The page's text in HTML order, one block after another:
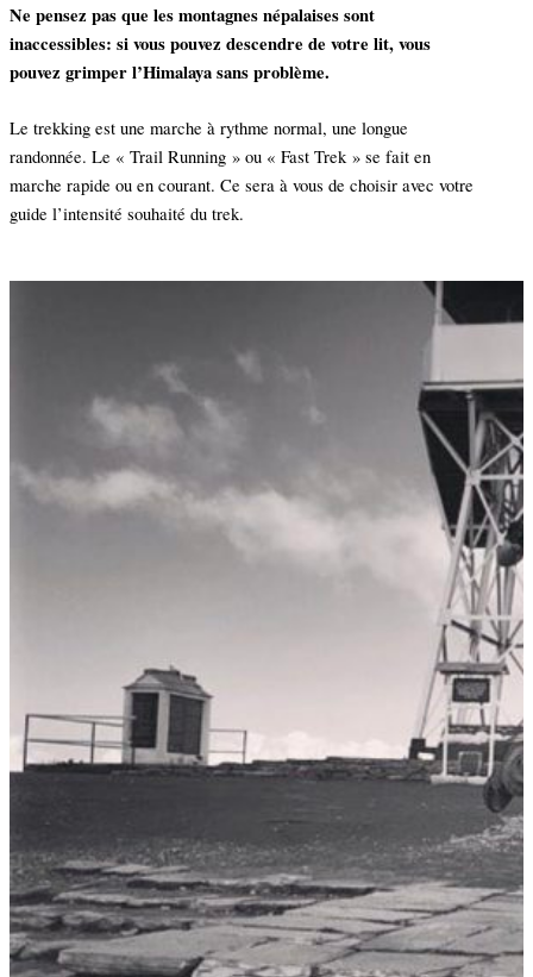
Ne pensez pas que les montagnes népalaises sont
inaccessibles: si vous pouvez descendre de votre lit, vous
pouvez grimper l’Himalaya sans problème.
Le trekking est une marche à rythme normal, une longue
randonnée. Le « Trail Running » ou « Fast Trek » se fait en
marche rapide ou en courant. Ce sera à vous de choisir avec votre
guide l’intensité souhaité du trek.